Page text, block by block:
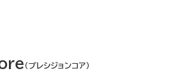
（プレシジョンコア）